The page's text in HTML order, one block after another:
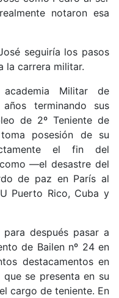
notaron esa
seguiría los pasos
la carrera militar.
Militar de
terminando sus
de 2º Teniente de
posesión de su
el fin del
―el desastre del
de paz en París al
Puerto Rico, Cuba y
después pasar a
de Bailen nº 24 en
destacamentos en
se presenta en su
cargo de teniente. En